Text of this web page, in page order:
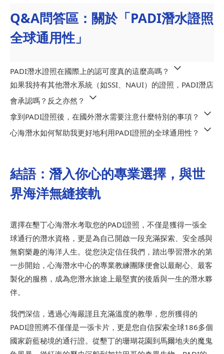
Q&A問答區：關於「PADI潛水證照
全球通用性」
PADI潛水證照在國際上的認可度真的這麼高嗎？
如果我持有其他潛水系統（如SSI、NAUI）的證照，PADI潛店
會承認嗎？反之亦然？
拿到PADI證照後，在國外潛水需要注意什麼特別的事項？
心海潛水如何幫助我更好地利用PADI證照的全球通用性？
結語：潛入你心的專業選擇，與世
界海洋無縫接軌
選擇在墾丁心海潛水考取您的PADI證照，不僅是獲得一張全
球通行的潛水資格，更是為自己開啟一段充滿探索、安全感與
無窮樂趣的海洋人生。從您決定信任我們，踏出學習潛水的第
一步開始，心海潛水中心的專業教練團隊便會以最耐心、最客
製化的服務，成為您潛水旅途上最堅實的後盾與一生的潛水夥
伴。
我們深信，透過心海嚴謹且充滿溫度的教學，您所獲得的
PADI證照將不僅僅是一張卡片，更是您自信探索全球186多個
國家蔚藍秘境的通行證。從墾丁的珊瑚花園到馬爾地夫的魔鬼